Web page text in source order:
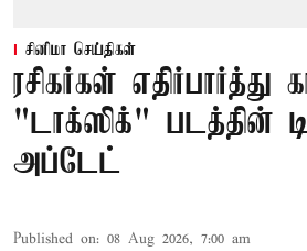
சினிமா செய்திகள்
ரசிகர்கள் எதிர்பார்த்து
"டாக்ஸிக்" படத்தின்
அப்டேட்
Published on: 08 Aug 2026, 7:00 am